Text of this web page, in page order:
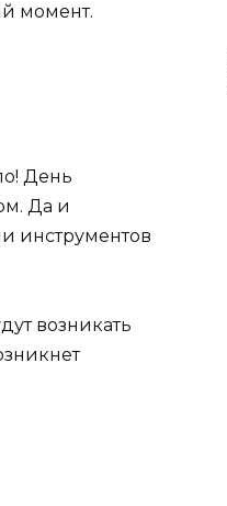
момент.
День
Да и
инструментов
возникать